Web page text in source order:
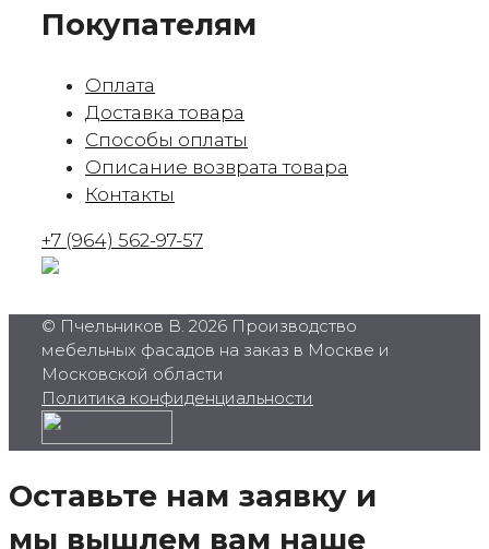
Покупателям
Оплата
Доставка товара
Способы оплаты
Описание возврата товара
Контакты
+7 (964) 562-97-57
© Пчельников В. 2026 Производство
мебельных фасадов на заказ в Москве и
Московской области
Политика конфиденциальности
Оставьте нам заявку и
мы вышлем вам наше